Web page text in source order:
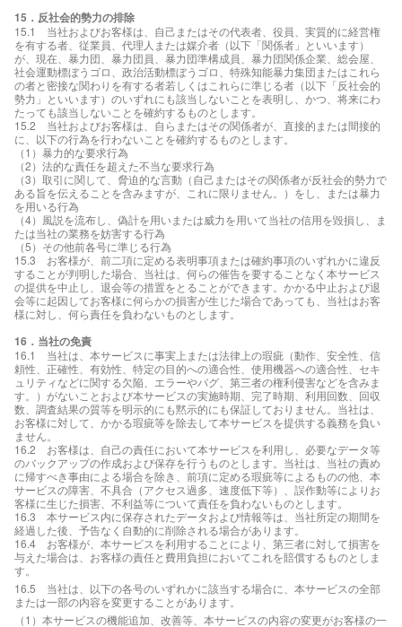
15．反社会的勢力の排除
15.1 当社およびお客様は、自己またはその代表者、役員、実質的に経営権
を有する者、従業員、代理人または媒介者（以下「関係者」といいます）
が、現在、暴力団、暴力団員、暴力団準構成員、暴力団関係企業、総会屋、
社会運動標ぼうゴロ、政治活動標ぼうゴロ、特殊知能暴力集団またはこれら
の者と密接な関わりを有する者若しくはこれらに準じる者（以下「反社会的
勢力」といいます）のいずれにも該当しないことを表明し、かつ、将来にわ
たっても該当しないことを確約するものとします。
15.2 当社およびお客様は、自らまたはその関係者が、直接的または間接的
に、以下の行為を行わないことを確約するものとします。
（1）暴力的な要求行為
（2）法的な責任を超えた不当な要求行為
（3）取引に関して、脅迫的な言動（自己またはその関係者が反社会的勢力で
ある旨を伝えることを含みますが、これに限りません。）をし、または暴力
を用いる行為
（4）風説を流布し、偽計を用いまたは威力を用いて当社の信用を毀損し、ま
たは当社の業務を妨害する行為
（5）その他前各号に準じる行為
15.3 お客様が、前二項に定める表明事項または確約事項のいずれかに違反
することが判明した場合、当社は、何らの催告を要することなく本サービス
の提供を中止し、退会等の措置をとることができます。かかる中止および退
会等に起因してお客様に何らかの損害が生じた場合であっても、当社はお客
様に対し、何ら責任を負わないものとします。
16．当社の免責
16.1 当社は、本サービスに事実上または法律上の瑕疵（動作、安全性、信
頼性、正確性、有効性、特定の目的への適合性、使用機器への適合性、セキ
ュリティなどに関する欠陥、エラーやバグ、第三者の権利侵害などを含みま
す。）がないことおよび本サービスの実施時期、完了時期、利用回数、回収
数、調査結果の質等を明示的にも黙示的にも保証しておりません。当社は、
お客様に対して、かかる瑕疵等を除去して本サービスを提供する義務を負い
ません。
16.2 お客様は、自己の責任において本サービスを利用し、必要なデータ等
のバックアップの作成および保存を行うものとします。当社は、当社の責め
に帰すべき事由による場合を除き、前項に定める瑕疵等によるものの他、本
サービスの障害、不具合（アクセス過多、速度低下等）、誤作動等によりお
客様に生じた損害、不利益等について責任を負わないものとします。
16.3 本サービス内に保存されたデータおよび情報等は、当社所定の期間を
経過した後、予告なく自動的に削除される場合があります。
16.4 お客様が、本サービスを利用することにより、第三者に対して損害を
与えた場合は、お客様の責任と費用負担においてこれを賠償するものとしま
す。
16.5 当社は、以下の各号のいずれかに該当する場合に、本サービスの全部
または一部の内容を変更することがあります。
（1）本サービスの機能追加、改善等、本サービスの内容の変更がお客様の一